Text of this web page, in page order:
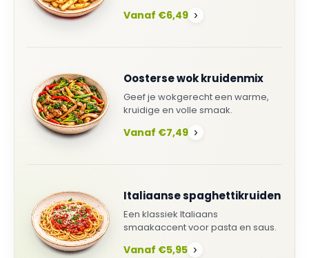
Vanaf €6,49 ›
Oosterse wok kruidenmix
Geef je wokgerecht een warme,
kruidige en volle smaak.
Vanaf €7,49 ›
Italiaanse spaghettikruiden
Een klassiek Italiaans
smaakaccent voor pasta en saus.
Vanaf €5,95 ›